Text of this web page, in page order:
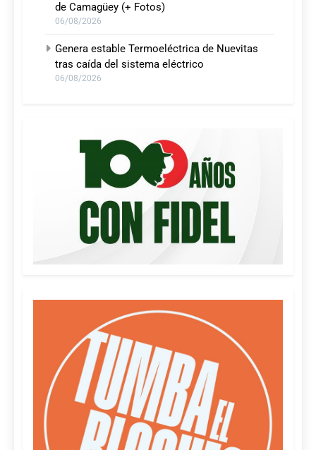
de Camagüey (+ Fotos)
06/08/2026
Genera estable Termoeléctrica de Nuevitas
tras caída del sistema eléctrico
06/08/2026